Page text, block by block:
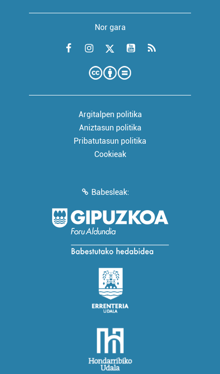
Nor gara
Argitalpen politika
Aniztasun politika
Pribatutasun politika
Cookieak
Babesleak: